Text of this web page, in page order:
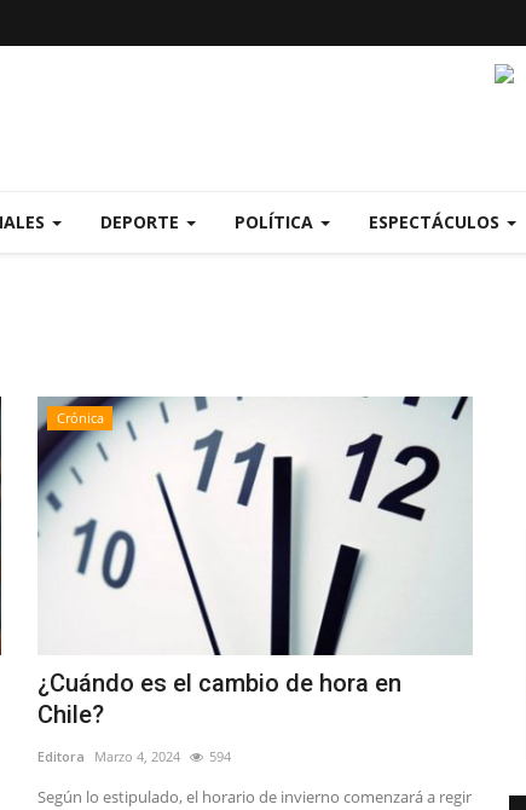
DEPORTE POLÍTICA ESPECTÁCULOS
Crónica
¿Cuándo es el cambio de hora en
Chile?
Editora Marzo 4, 2024 594
Según lo estipulado, el horario de invierno comenzará a regir